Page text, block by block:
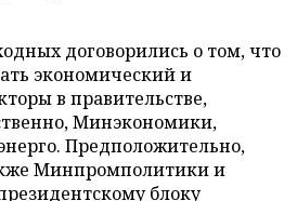
договорились о том, что
экономический и
в правительстве,
Минэкономики,
Предположительно,
Минпромполитики и
блоку